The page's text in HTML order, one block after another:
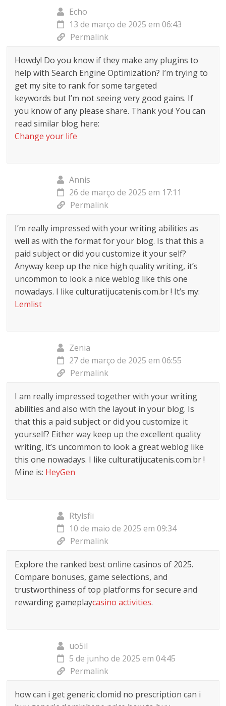
Echo
13 de março de 2025 em 06:43
Permalink
Howdy! Do you know if they make any plugins to
help with Search Engine Optimization? I’m trying to
get my site to rank for some targeted
keywords but I’m not seeing very good gains. If
you know of any please share. Thank you! You can
read similar blog here:
Change your life
Annis
26 de março de 2025 em 17:11
Permalink
I’m really impressed with your writing abilities as
well as with the format for your blog. Is that this a
paid subject or did you customize it your self?
Anyway keep up the nice high quality writing, it’s
uncommon to look a nice weblog like this one
nowadays. I like culturatijucatenis.com.br ! It’s my:
Lemlist
Zenia
27 de março de 2025 em 06:55
Permalink
I am really impressed together with your writing
abilities and also with the layout in your blog. Is
that this a paid subject or did you customize it
yourself? Either way keep up the excellent quality
writing, it’s uncommon to look a great weblog like
this one nowadays. I like culturatijucatenis.com.br !
Mine is: HeyGen
Rtylsfii
10 de maio de 2025 em 09:34
Permalink
Explore the ranked best online casinos of 2025.
Compare bonuses, game selections, and
trustworthiness of top platforms for secure and
rewarding gameplaycasino activities.
uo5il
5 de junho de 2025 em 04:45
Permalink
how can i get generic clomid no prescription can i